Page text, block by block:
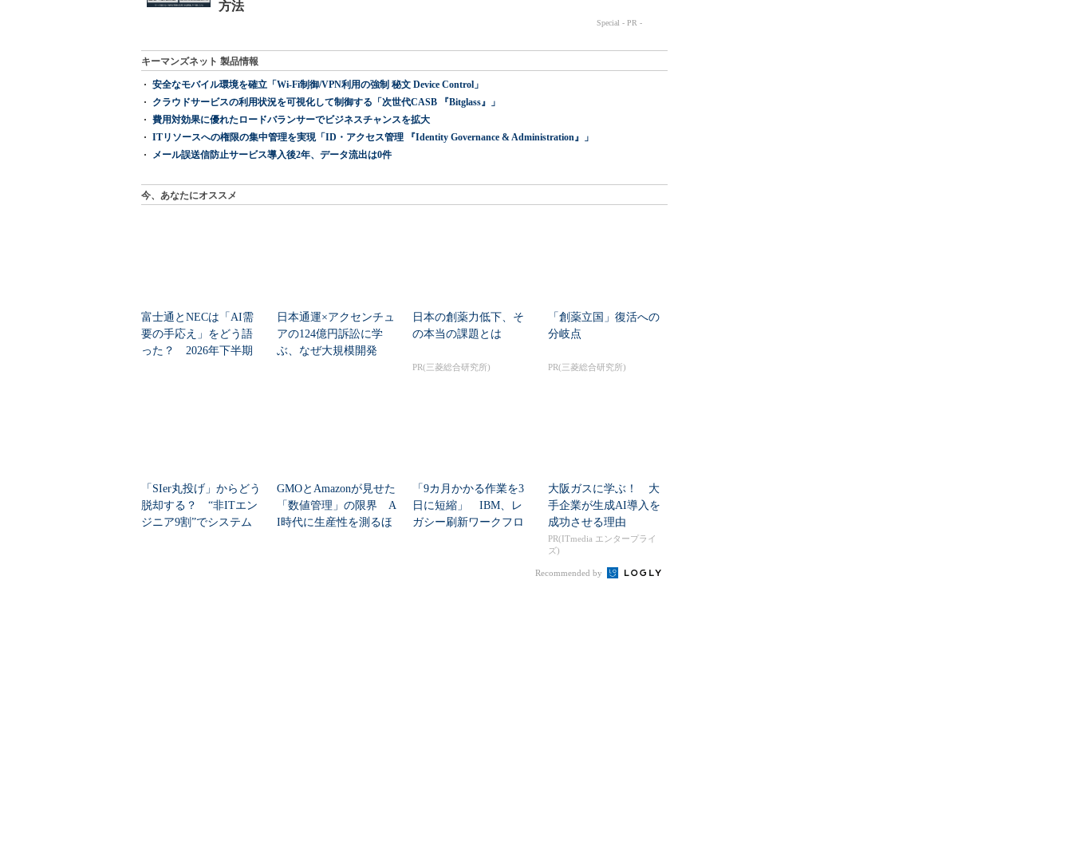
キーマンズネット 製品情報
安全なモバイル環境を確立「Wi-Fi制御/VPN利用の強制 秘文 Device Control」
クラウドサービスの利用状況を可視化して制御する「次世代CASB 『Bitglass』」
費用対効果に優れたロードバランサーでビジネスチャンスを拡大
ITリソースへの権限の集中管理を実現「ID・アクセス管理 『Identity Governance & Administration』」
メール誤送信防止サービス導入後2年、データ流出は0件
今、あなたにオススメ
富士通とNECは「AI需
要の手応え」をどう語
った？ 2026年下半期
日本通運×アクセンチュ
アの124億円訴訟に学
ぶ、なぜ大規模開発
日本の創薬力低下、そ
の本当の課題とは
PR(三菱総合研究所)
「創薬立国」復活への
分岐点
PR(三菱総合研究所)
「SIer丸投げ」からどう
脱却する？ “非ITエン
ジニア9割”でシステム
GMOとAmazonが見せた
「数値管理」の限界 A
I時代に生産性を測るほ
「9カ月かかる作業を3
日に短縮」 IBM、レ
ガシー刷新ワークフロ
大阪ガスに学ぶ！ 大
手企業が生成AI導入を
成功させる理由
PR(ITmedia エンタープライ
ズ)
Recommended by